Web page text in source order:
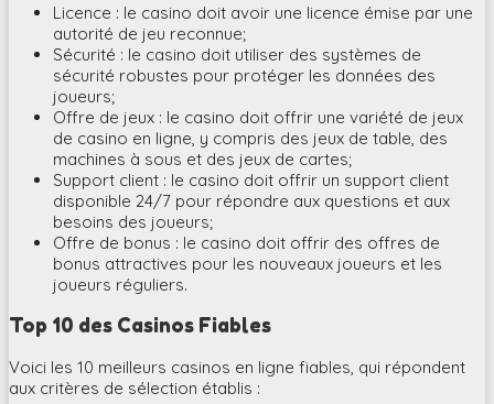
Licence : le casino doit avoir une licence émise par une
autorité de jeu reconnue;
Sécurité : le casino doit utiliser des systèmes de
sécurité robustes pour protéger les données des
joueurs;
Offre de jeux : le casino doit offrir une variété de jeux
de casino en ligne, y compris des jeux de table, des
machines à sous et des jeux de cartes;
Support client : le casino doit offrir un support client
disponible 24/7 pour répondre aux questions et aux
besoins des joueurs;
Offre de bonus : le casino doit offrir des offres de
bonus attractives pour les nouveaux joueurs et les
joueurs réguliers.
Top 10 des Casinos Fiables
Voici les 10 meilleurs casinos en ligne fiables, qui répondent
aux critères de sélection établis :